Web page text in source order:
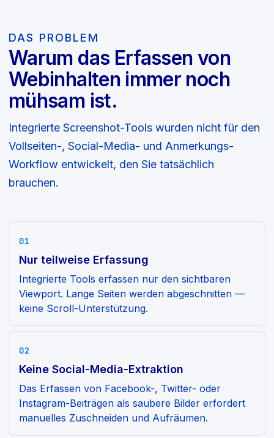
DAS PROBLEM
Warum das Erfassen von
Webinhalten immer noch
mühsam ist.
Integrierte Screenshot-Tools wurden nicht für den
Vollseiten-, Social-Media- und Anmerkungs-
Workflow entwickelt, den Sie tatsächlich
brauchen.
01
Nur teilweise Erfassung
Integrierte Tools erfassen nur den sichtbaren
Viewport. Lange Seiten werden abgeschnitten —
keine Scroll-Unterstützung.
02
Keine Social-Media-Extraktion
Das Erfassen von Facebook-, Twitter- oder
Instagram-Beiträgen als saubere Bilder erfordert
manuelles Zuschneiden und Aufräumen.